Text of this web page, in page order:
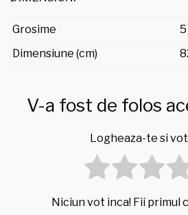
Grosime
Dimensiune (cm)
V-a fost de folos
Logheaza-te si
Niciun vot inca! Fii primul